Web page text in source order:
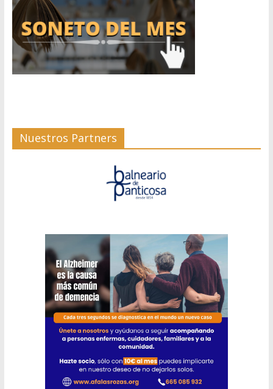
Nuestros Partners